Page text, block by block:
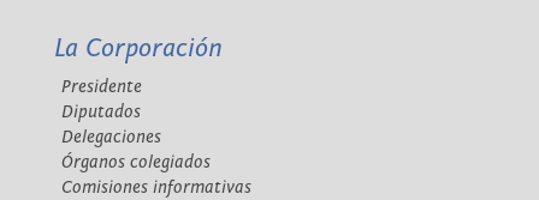
La Corporación
Presidente
Diputados
Delegaciones
Órganos colegiados
Comisiones informativas